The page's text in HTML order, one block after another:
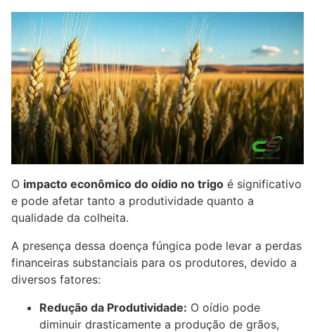
O impacto econômico do oídio no trigo é significativo
e pode afetar tanto a produtividade quanto a
qualidade da colheita.
A presença dessa doença fúngica pode levar a perdas
financeiras substanciais para os produtores, devido a
diversos fatores:
Redução da Produtividade: O oídio pode
diminuir drasticamente a produção de grãos,